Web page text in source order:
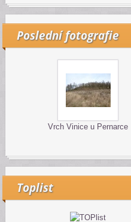
Poslední fotografie
Vrch Vinice u Pernarce
Toplist